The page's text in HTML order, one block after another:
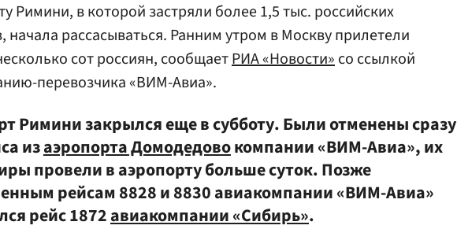
Римини, в которой застряли более 1,5 тыс. российских
начала рассасываться. Ранним утром в Москву прилетели
сот россиян, сообщаетРИА «Новости»со ссылкой
перевозчика «ВИМ-Авиа».
Римини закрылся еще в субботу. Были отменены сразу
изаэропорта Домодедовокомпании «ВИМ-Авиа», их
провели в аэропорту больше суток. Позже
рейсам 8828 и 8830 авиакомпании «ВИМ-Авиа»
рейс 1872авиакомпании «Сибирь».